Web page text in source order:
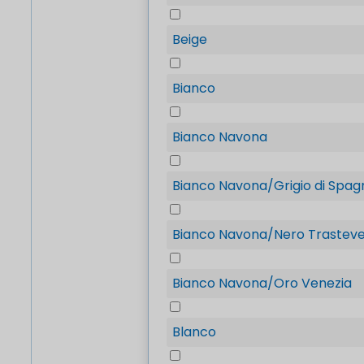
Beige
Bianco
Bianco Navona
Bianco Navona/Grigio di
Bianco Navona/Nero
Bianco Navona/Oro Venezia
Blanco